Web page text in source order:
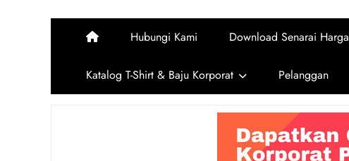
Hubungi Kami Download Senarai Harga
Katalog T-Shirt & Baju Korporat Pelanggan